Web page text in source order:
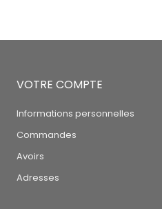
VOTRE COMPTE
Informations personnelles
Commandes
Avoirs
Adresses